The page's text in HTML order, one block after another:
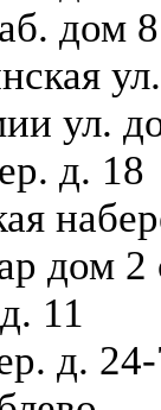
дом 8
ул.
д. 18
дом 2
11
д.